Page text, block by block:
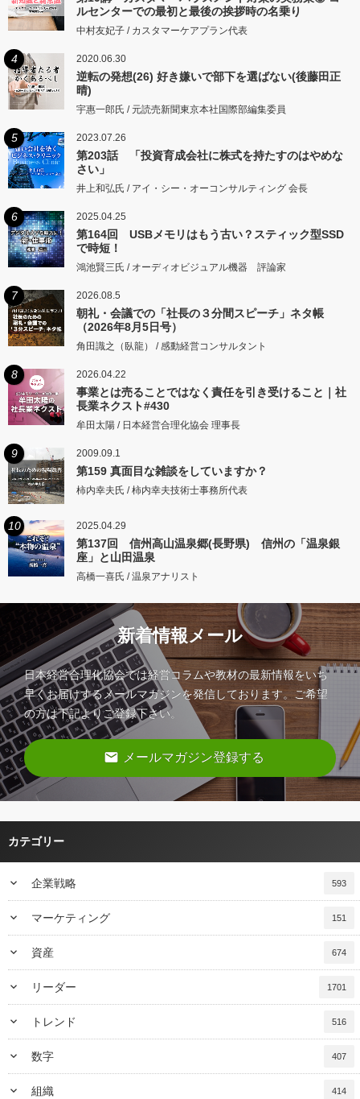
ルセンターでの最初と最後の挨拶時の名乗り
中村友妃子 / カスタマーケアプラン代表
4 2020.06.30
逆転の発想(26) 好き嫌いで部下を選ばない(後藤田正
晴)
宇惠一郎氏 / 元読売新聞東京本社国際部編集委員
5 2023.07.26
第203話 「投資育成会社に株式を持たすのはやめな
さい」
井上和弘氏 / アイ・シー・オーコンサルティング 会長
6 2025.04.25
第164回 USBメモリはもう古い？スティック型SSD
で時短！
鴻池賢三氏 / オーディオビジュアル機器 評論家
7 2026.08.5
朝礼・会議での「社長の３分間スピーチ」ネタ帳
（2026年8月5日号）
角田識之（臥龍） / 感動経営コンサルタント
8 2026.04.22
事業とは売ることではなく責任を引き受けること｜社
長業ネクスト#430
牟田太陽 / 日本経営合理化協会 理事長
9 2009.09.1
第159 真面目な雑談をしていますか？
柿内幸夫氏 / 柿内幸夫技術士事務所代表
10 2025.04.29
第137回 信州高山温泉郷(長野県) 信州の「温泉銀
座」と山田温泉
高橋一喜氏 / 温泉アナリスト
新着情報メール
日本経営合理化協会では経営コラムや教材の最新情報をいち
早くお届けするメールマガジンを発信しております。ご希望
の方は下記よりご登録下さい。
email メールマガジン登録する
カテゴリー
keyboard_arrow_down 企業戦略 593
keyboard_arrow_down マーケティング 151
keyboard_arrow_down 資産 674
keyboard_arrow_down リーダー 1701
keyboard_arrow_down トレンド 516
keyboard_arrow_down 数字 407
keyboard_arrow_down 組織 414